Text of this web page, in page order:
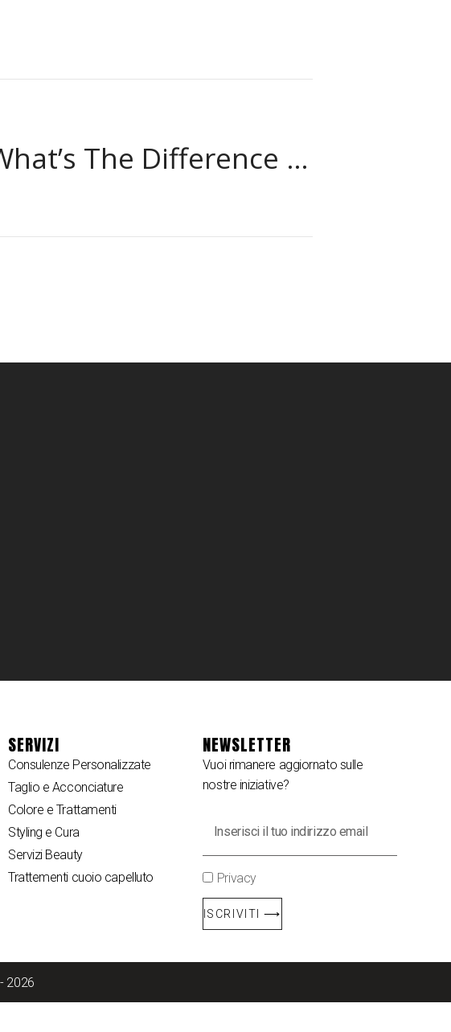
Next: What’s The Difference Between Spa And Salon?
SERVIZI
Consulenze Personalizzate
Taglio e Acconciature
Colore e Trattamenti
Styling e Cura
Servizi Beauty
Trattementi cuoio capelluto
NEWSLETTER
Vuoi rimanere aggiornato sulle
nostre iniziative?
Privacy
ISCRIVITI ⟶
2026